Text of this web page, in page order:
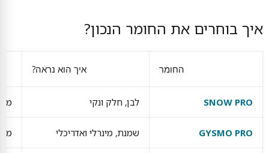
איך בוחרים את החומר הנכון?
החומר איך הוא נראה?
SNOW PRO לבן, חלק ונקי
GYSMO PRO שמנת, מינרלי ואדריכלי